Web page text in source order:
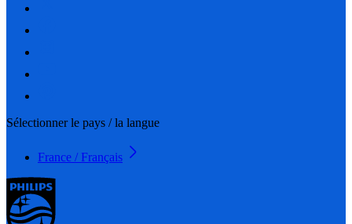
Sélectionner le pays / la langue
France / Français